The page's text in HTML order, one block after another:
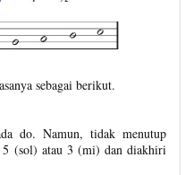
sebagai berikut.
do. Namun, tidak menutup
5 (sol) atau 3 (mi) dan diakhiri